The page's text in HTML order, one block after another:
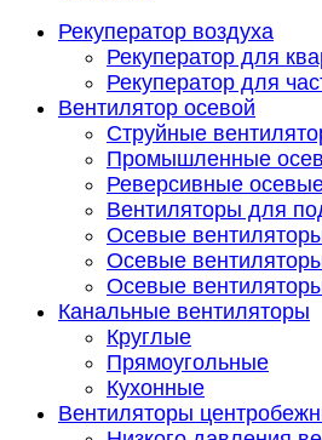
Рекуператор воздуха
Рекуператор для
Рекуператор для
Вентилятор осевой
Струйные
Промышленные
Реверсивные
Вентиляторы для
Осевые
Осевые
Осевые
Канальные вентиляторы
Круглые
Прямоугольные
Кухонные
Вентиляторы